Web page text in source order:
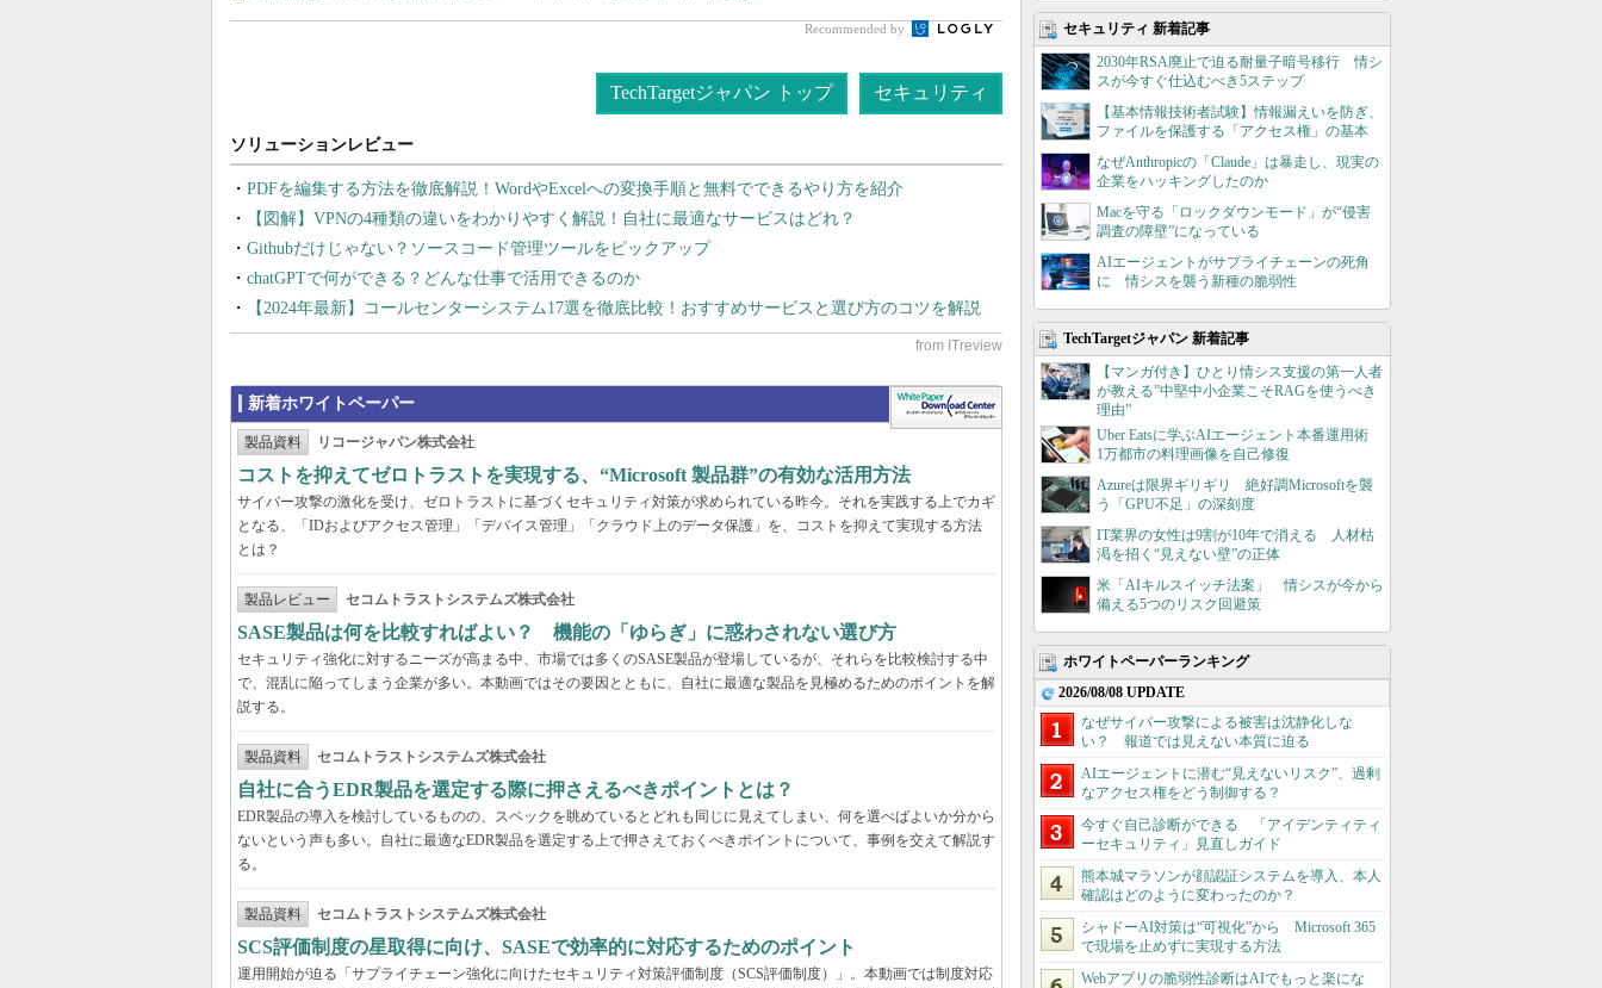
Recommended by
TechTargetジャパン トップ セキュリティ
PDFを編集する方法を徹底解説！WordやExcelへの変換手順と無料でできるやり方を紹介
【図解】VPNの4種類の違いをわかりやすく解説！自社に最適なサービスはどれ？
Githubだけじゃない？ソースコード管理ツールをピックアップ
chatGPTで何ができる？どんな仕事で活用できるのか
【2024年最新】コールセンターシステム17選を徹底比較！おすすめサービスと選び方のコツを解説
新着ホワイトペーパー
製品資料 リコージャパン株式会社
コストを抑えてゼロトラストを実現する、“Microsoft 製品群”の有効な活用方法
サイバー攻撃の激化を受け、ゼロトラストに基づくセキュリティ対策が求められている昨今。それを実践する上でカギ
となる、「IDおよびアクセス管理」「デバイス管理」「クラウド上のデータ保護」を、コストを抑えて実現する方法
とは？
製品レビュー セコムトラストシステムズ株式会社
SASE製品は何を比較すればよい？ 機能の「ゆらぎ」に惑わされない選び方
セキュリティ強化に対するニーズが高まる中、市場では多くのSASE製品が登場しているが、それらを比較検討する中
で、混乱に陥ってしまう企業が多い。本動画ではその要因とともに、自社に最適な製品を見極めるためのポイントを解
説する。
製品資料 セコムトラストシステムズ株式会社
自社に合うEDR製品を選定する際に押さえるべきポイントとは？
EDR製品の導入を検討しているものの、スペックを眺めているとどれも同じに見えてしまい、何を選べばよいか分から
ないという声も多い。自社に最適なEDR製品を選定する上で押さえておくべきポイントについて、事例を交えて解説す
る。
製品資料 セコムトラストシステムズ株式会社
SCS評価制度の星取得に向け、SASEで効率的に対応するためのポイント
運用開始が迫る「サプライチェーン強化に向けたセキュリティ対策評価制度（SCS評価制度）」。本動画では制度対応
セキュリティ 新着記事
2030年RSA廃止で迫る耐量子暗号移行 情シ
スが今すぐ仕込むべき5ステップ
【基本情報技術者試験】情報漏えいを防ぎ、
ファイルを保護する「アクセス権」の基本
なぜAnthropicの「Claude」は暴走し、現実の
企業をハッキングしたのか
Macを守る「ロックダウンモード」が“侵害
調査の障壁”になっている
AIエージェントがサプライチェーンの死角
に 情シスを襲う新種の脆弱性
TechTargetジャパン 新着記事
【マンガ付き】ひとり情シス支援の第一人者
が教える”中堅中小企業こそRAGを使うべき
理由”
Uber Eatsに学ぶAIエージェント本番運用術
1万都市の料理画像を自己修復
Azureは限界ギリギリ 絶好調Microsoftを襲
う「GPU不足」の深刻度
IT業界の女性は9割が10年で消える 人材枯
渇を招く“見えない壁”の正体
米「AIキルスイッチ法案」 情シスが今から
備える5つのリスク回避策
ホワイトペーパーランキング
2026/08/08 UPDATE
なぜサイバー攻撃による被害は沈静化しな
い？ 報道では見えない本質に迫る
AIエージェントに潜む“見えないリスク”、過剰
なアクセス権をどう制御する？
今すぐ自己診断ができる 「アイデンティティ
ーセキュリティ」見直しガイド
熊本城マラソンが顔認証システムを導入、本人
確認はどのように変わったのか？
シャドーAI対策は“可視化”から Microsoft 365
で現場を止めずに実現する方法
Webアプリの脆弱性診断はAIでもっと楽にな